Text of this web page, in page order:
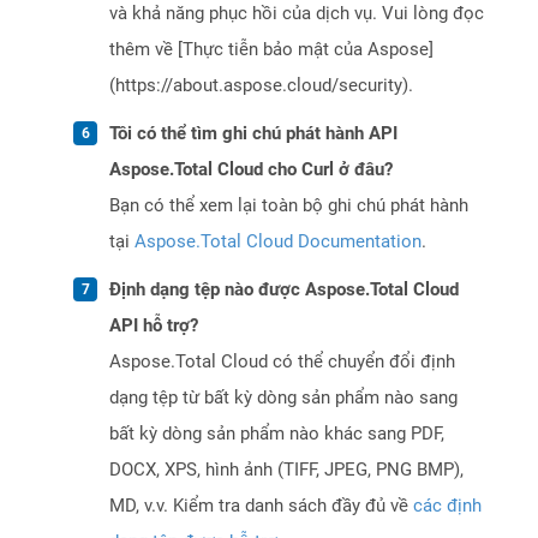
và khả năng phục hồi của dịch vụ. Vui lòng đọc
thêm về [Thực tiễn bảo mật của Aspose]
(https://about.aspose.cloud/security).
Tôi có thể tìm ghi chú phát hành API
Aspose.Total Cloud cho Curl ở đâu?
Bạn có thể xem lại toàn bộ ghi chú phát hành
tại Aspose.Total Cloud Documentation.
Định dạng tệp nào được Aspose.Total Cloud
API hỗ trợ?
Aspose.Total Cloud có thể chuyển đổi định
dạng tệp từ bất kỳ dòng sản phẩm nào sang
bất kỳ dòng sản phẩm nào khác sang PDF,
DOCX, XPS, hình ảnh (TIFF, JPEG, PNG BMP),
MD, v.v. Kiểm tra danh sách đầy đủ về các định